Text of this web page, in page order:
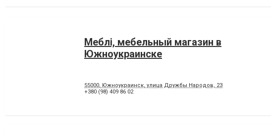
Меблі, мебельный магазин в
Южноукраинске
55000, Южноукраинск, улица Дружбы Народов, 23
+380 (98) 409 86 02